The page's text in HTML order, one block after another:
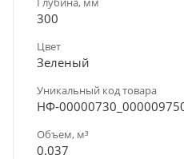
300
Цвет
Зеленый
Уникальный код товара
НФ-
Объем, м³
0.037